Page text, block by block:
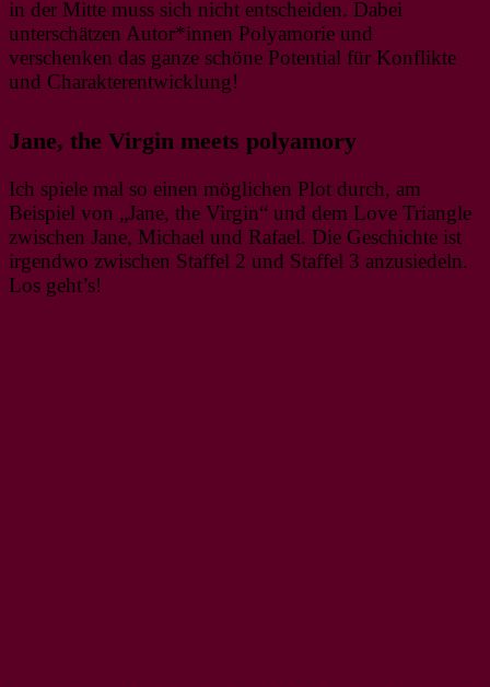
in der Mitte muss sich nicht entscheiden. Dabei
unterschätzen Autor*innen Polyamorie und
verschenken das ganze schöne Potential für Konflikte
und Charakterentwicklung!
Jane, the Virgin meets polyamory
Ich spiele mal so einen möglichen Plot durch, am
Beispiel von „Jane, the Virgin“ und dem Love Triangle
zwischen Jane, Michael und Rafael. Die Geschichte ist
irgendwo zwischen Staffel 2 und Staffel 3 anzusiedeln.
Los geht’s!